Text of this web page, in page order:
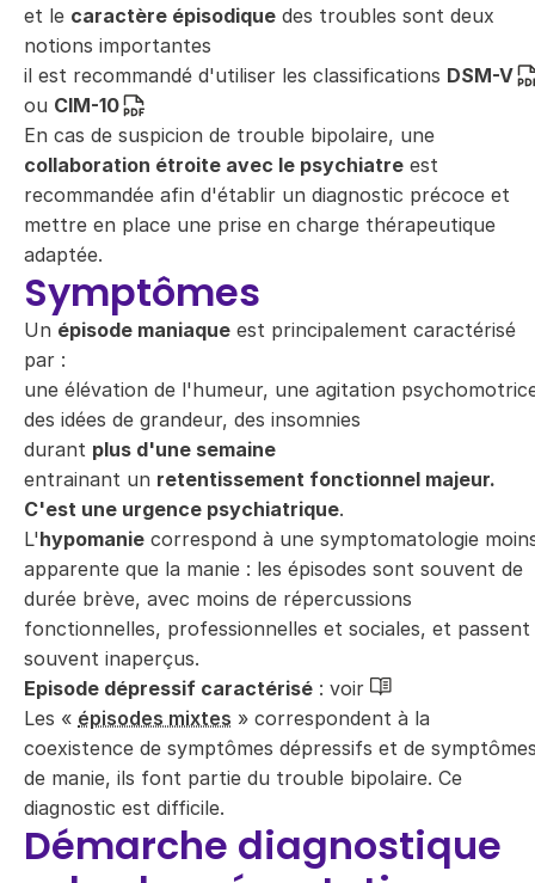
et le caractère épisodique des troubles sont deux
notions importantes
il est recommandé d'utiliser les classifications DSM-V
ou CIM-10
En cas de suspicion de trouble bipolaire, une
collaboration étroite avec le psychiatre est
recommandée afin d'établir un diagnostic précoce et
mettre en place une prise en charge thérapeutique
adaptée.
Symptômes
Un épisode maniaque est principalement caractérisé
par :
une élévation de l'humeur, une agitation
des idées de grandeur, des insomnies
durant plus d'une semaine
entrainant un retentissement fonctionnel majeur.
C'est une urgence psychiatrique.
L'hypomanie correspond à une symptomatologie
apparente que la manie : les épisodes sont souvent de
durée brève, avec moins de répercussions
fonctionnelles, professionnelles et sociales, et passent
souvent inaperçus.
Episode dépressif caractérisé : voir
Les « épisodes mixtes » correspondent à la
coexistence de symptômes dépressifs et de
de manie, ils font partie du trouble bipolaire. Ce
diagnostic est difficile.
Démarche diagnostique